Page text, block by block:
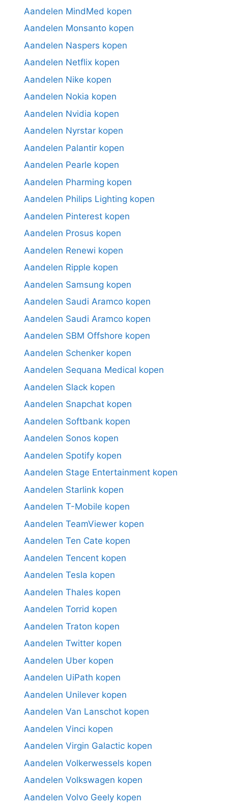
Aandelen MindMed kopen
Aandelen Monsanto kopen
Aandelen Naspers kopen
Aandelen Netflix kopen
Aandelen Nike kopen
Aandelen Nokia kopen
Aandelen Nvidia kopen
Aandelen Nyrstar kopen
Aandelen Palantir kopen
Aandelen Pearle kopen
Aandelen Pharming kopen
Aandelen Philips Lighting kopen
Aandelen Pinterest kopen
Aandelen Prosus kopen
Aandelen Renewi kopen
Aandelen Ripple kopen
Aandelen Samsung kopen
Aandelen Saudi Aramco kopen
Aandelen Saudi Aramco kopen
Aandelen SBM Offshore kopen
Aandelen Schenker kopen
Aandelen Sequana Medical kopen
Aandelen Slack kopen
Aandelen Snapchat kopen
Aandelen Softbank kopen
Aandelen Sonos kopen
Aandelen Spotify kopen
Aandelen Stage Entertainment kopen
Aandelen Starlink kopen
Aandelen T-Mobile kopen
Aandelen TeamViewer kopen
Aandelen Ten Cate kopen
Aandelen Tencent kopen
Aandelen Tesla kopen
Aandelen Thales kopen
Aandelen Torrid kopen
Aandelen Traton kopen
Aandelen Twitter kopen
Aandelen Uber kopen
Aandelen UiPath kopen
Aandelen Unilever kopen
Aandelen Van Lanschot kopen
Aandelen Vinci kopen
Aandelen Virgin Galactic kopen
Aandelen Volkerwessels kopen
Aandelen Volkswagen kopen
Aandelen Volvo Geely kopen